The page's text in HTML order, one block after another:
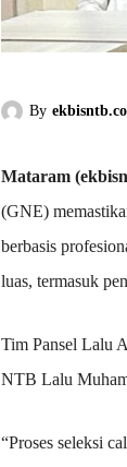
By
Mataram
(GNE)
berbasis
luas, termasuk
Tim Pansel Lalu
NTB Lalu
“Proses seleksi